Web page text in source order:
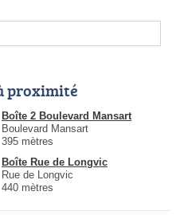
proximité
Boîte 2 Boulevard Mansart
Boulevard Mansart
395 mètres
Boîte Rue de Longvic
Rue de Longvic
440 mètres